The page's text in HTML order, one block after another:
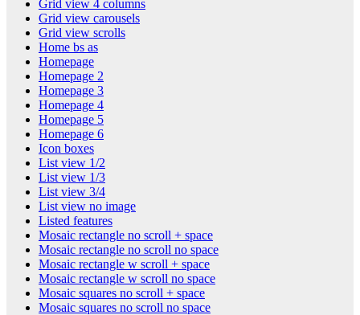
Grid view 4 columns
Grid view carousels
Grid view scrolls
Home bs as
Homepage
Homepage 2
Homepage 3
Homepage 4
Homepage 5
Homepage 6
Icon boxes
List view 1/2
List view 1/3
List view 3/4
List view no image
Listed features
Mosaic rectangle no scroll + space
Mosaic rectangle no scroll no space
Mosaic rectangle w scroll + space
Mosaic rectangle w scroll no space
Mosaic squares no scroll + space
Mosaic squares no scroll no space